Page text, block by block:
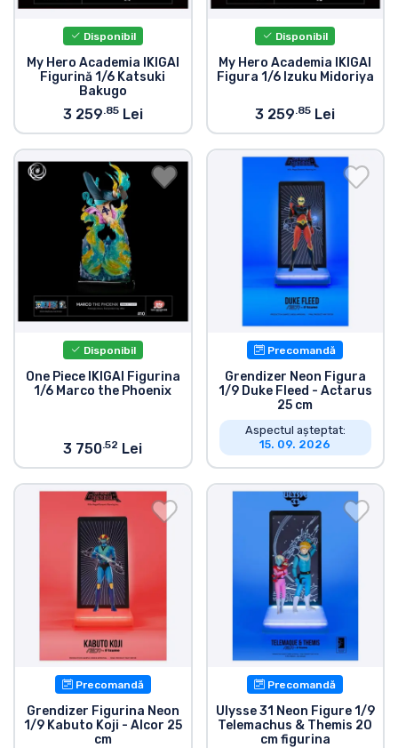
Disponibil
My Hero Academia IKIGAI
Figurină 1/6 Katsuki
Bakugo
3 259.85Lei
Disponibil
My Hero Academia IKIGAI
Figura 1/6 Izuku Midoriya
3 259.85 Lei
Disponibil
One Piece IKIGAI Figurina
1/6 Marco the Phoenix
3 750.52 Lei
Precomandă
Grendizer Neon Figura
1/9 Duke Fleed - Actarus
25 cm
Aspectul așteptat:
15. 09. 2026
Precomandă
Grendizer Figurina Neon
1/9 Kabuto Koji - Alcor 25
cm
Precomandă
Ulysse 31 Neon Figure 1/9
Telemachus & Themis 20
cm figurina